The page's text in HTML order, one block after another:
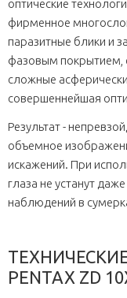
оптические
фирменное
паразитные блики и
фазовым покрытием,
сложные
совершеннейшая
Результат -
объемное
искажений. При
глаза не устанут
наблюдений в
PENTAX ZD